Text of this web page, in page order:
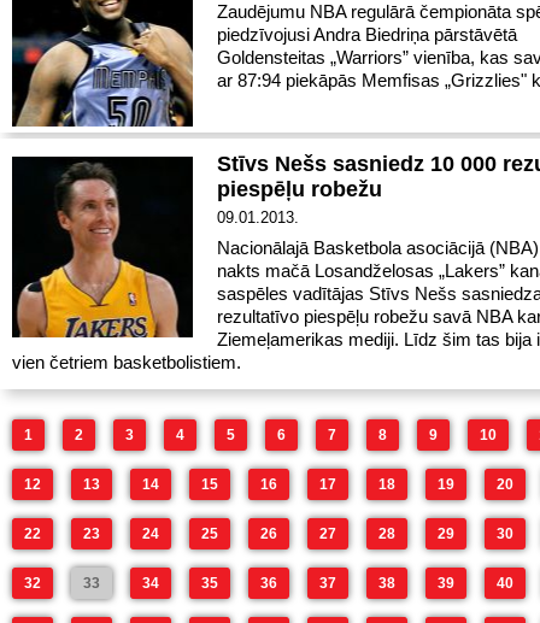
Zaudējumu NBA regulārā čempionāta
piedzīvojusi Andra Biedriņa pārstāvētā
Goldensteitas „Warriors” vienība, kas
ar 87:94 piekāpās Memfisas „Grizzlies"
Stīvs Nešs sasniedz 10 000
piespēļu robežu
09.01.2013.
Nacionālajā Basketbola asociācijā
nakts mačā Losandželosas „Lakers”
saspēles vadītājas Stīvs Nešs
rezultatīvo piespēļu robežu savā NBA
Ziemeļamerikas mediji. Līdz šim tas bija
vien četriem basketbolistiem.
1 2 3 4 5 6 7 8 9 10
12 13 14 15 16 17 18 19 20
22 23 24 25 26 27 28 29 30
32 33 34 35 36 37 38 39 40